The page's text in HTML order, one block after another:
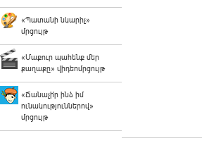
«Պատանի նկարիչ»
մրցույթ
«Մաքուր պահենք մեր
քաղաքը» վիդեոմրցույթ
«Ճանաչի՛ր ինձ իմ
ունակություններով»
մրցույթ